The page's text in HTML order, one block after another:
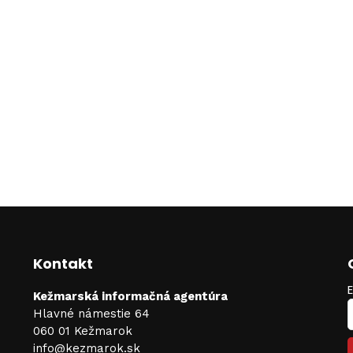
Kontakt
Kežmarská informačná agentúra
Hlavné námestie 64
060 01 Kežmarok
info@kezmarok.sk